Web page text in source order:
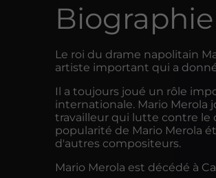
Biographie
Le roi du drame napolitain
artiste important qui a
Il a toujours joué un rôle
internationale. Mario Merola
travailleur qui lutte contre le
popularité de Mario Merola
d'autres compositeurs.
Mario Merola est décédé à